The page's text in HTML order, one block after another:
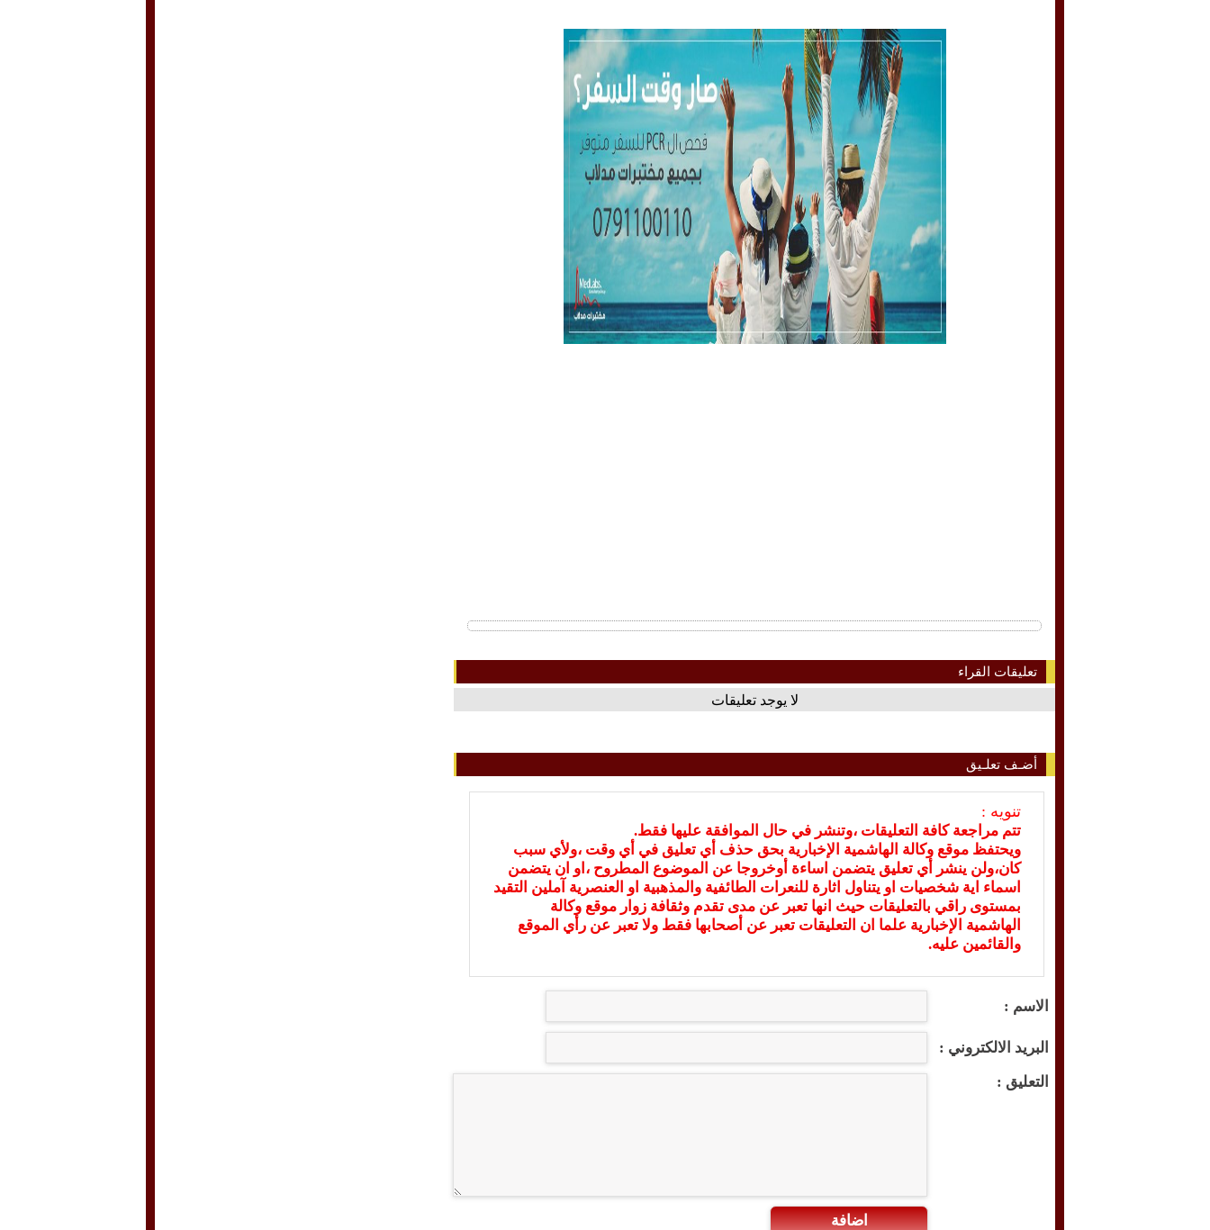
تعليقات القراء
لا يوجد تعليقات
أضـف تعلـيق
تنويه :
تتم مراجعة كافة التعليقات ،وتنشر في حال الموافقة عليها فقط.
ويحتفظ موقع وكالة الهاشمية الإخبارية بحق حذف أي تعليق في أي وقت ،ولأي سبب
كان،ولن ينشر أي تعليق يتضمن اساءة أوخروجا عن الموضوع المطروح ،او ان يتضمن
اسماء اية شخصيات او يتناول اثارة للنعرات الطائفية والمذهبية او العنصرية آملين التقيد
بمستوى راقي بالتعليقات حيث انها تعبر عن مدى تقدم وثقافة زوار موقع وكالة
الهاشمية الإخبارية علما ان التعليقات تعبر عن أصحابها فقط ولا تعبر عن رأي الموقع
والقائمين عليه.
الاسم :
البريد الالكتروني :
التعليق :
اضافة